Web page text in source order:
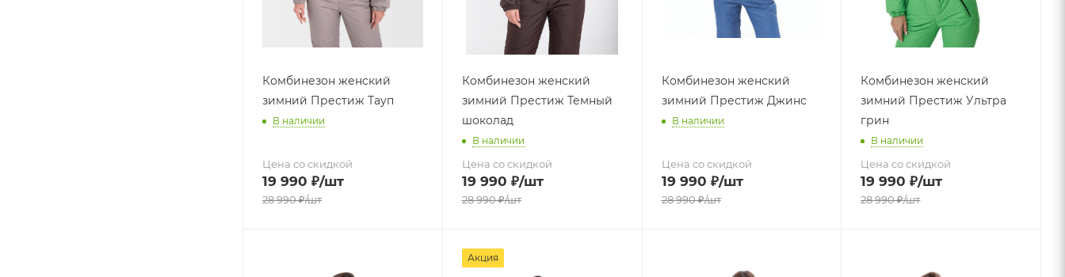
Комбинезон женский
зимний Престиж Тауп
В наличии
Цена со скидкой
19 990 ₽/шт
28 990₽/шт
Комбинезон женский
зимний Престиж Темный
шоколад
В наличии
Цена со скидкой
19 990 ₽/шт
28 990₽/шт
Комбинезон женский
зимний Престиж Джинс
В наличии
Цена со скидкой
19 990 ₽/шт
28 990₽/шт
Комбинезон женский
зимний Престиж Ультра
грин
В наличии
Цена со скидкой
19 990 ₽/шт
28 990₽/шт
Акция